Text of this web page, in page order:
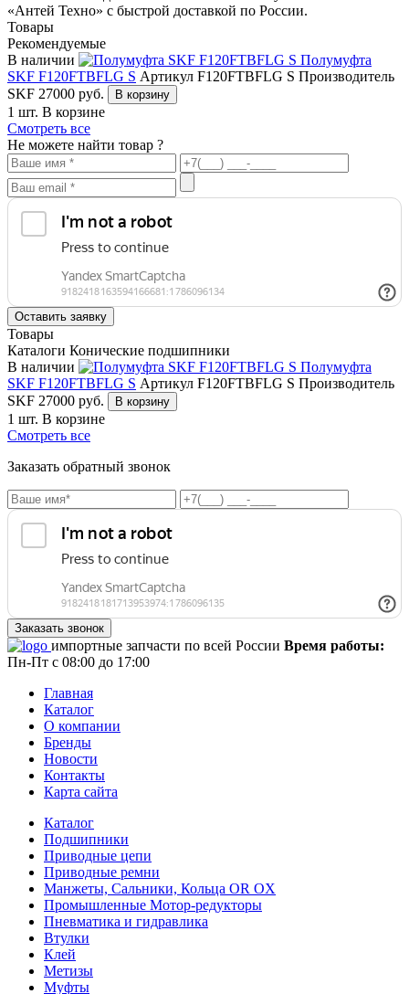
«Антей Техно» с быстрой доставкой по России.
Товары
Рекомендуемые
В наличии
Полумуфта
SKF F120FTBFLG S Артикул F120FTBFLG S Производитель
SKF 27000 руб. В корзину
1 шт. В корзине
Смотреть все
Не можете найти товар ?
Товары
Каталоги Конические подшипники
В наличии
Полумуфта
SKF F120FTBFLG S Артикул F120FTBFLG S Производитель
SKF 27000 руб. В корзину
1 шт. В корзине
Смотреть все
Заказать обратный звонок
импортные запчасти по всей России Время работы:
Пн-Пт с 08:00 до 17:00
Главная
Каталог
О компании
Бренды
Новости
Контакты
Карта сайта
Каталог
Подшипники
Приводные цепи
Приводные ремни
Манжеты, Сальники, Кольца OR OX
Промышленные Мотор-редукторы
Пневматика и гидравлика
Втулки
Клей
Метизы
Муфты